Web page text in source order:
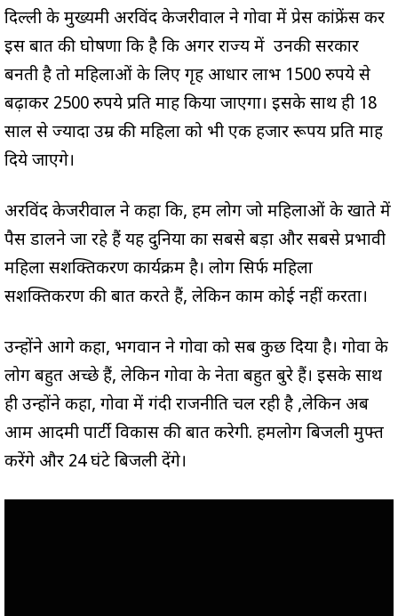
दिल्ली के मुख्यमंत्री अरविंद केजरीवाल ने गोवा में प्रेस कांफ्रेंस कर
इस बात की घोषणा कि है कि अगर राज्य में उनकी सरकार
बनती है तो महिलाओं के लिए गृह आधार लाभ 1500 रुपये से
बढ़ाकर 2500 रुपये प्रति माह किया जाएगा। इसके साथ ही 18
साल से ज्यादा उम्र की महिला को भी एक हजार रूपय प्रति माह
दिये जाएगे।
अरविंद केजरीवाल ने कहा कि, हम लोग जो महिलाओं के खाते में
पैस डालने जा रहे हैं यह दुनिया का सबसे बड़ा और सबसे प्रभावी
महिला सशक्तिकरण कार्यक्रम है। लोग सिर्फ महिला
सशक्तिकरण की बात करते हैं, लेकिन काम कोई नहीं करता।
उन्होंने आगे कहा, भगवान ने गोवा को सब कुछ दिया है। गोवा के
लोग बहुत अच्छे हैं, लेकिन गोवा के नेता बहुत बुरे हैं। इसके साथ
ही उन्होंने कहा, गोवा में गंदी राजनीति चल रही है ,लेकिन अब
आम आदमी पार्टी विकास की बात करेगी. हमलोग बिजली मुफ्त
करेंगे और 24 घंटे बिजली देंगे।